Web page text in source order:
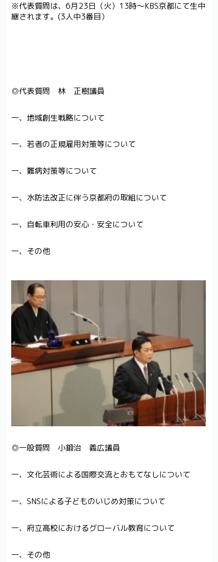
※代表質問は、6月23日（火）13時～KBS京都にて生中
継されます。(3人中3番目）
◎代表質問 林 正樹議員
一、地域創生戦略について
一、若者の正規雇用対策等について
一、難病対策等について
一、水防法改正に伴う京都府の取組について
一、自転車利用の安心・安全について
一、その他
◎一般質問 小鍛治 義広議員
一、文化芸術による国際交流とおもてなしについて
一、SNSによる子どものいじめ対策について
一、府立高校におけるグローバル教育について
一、その他